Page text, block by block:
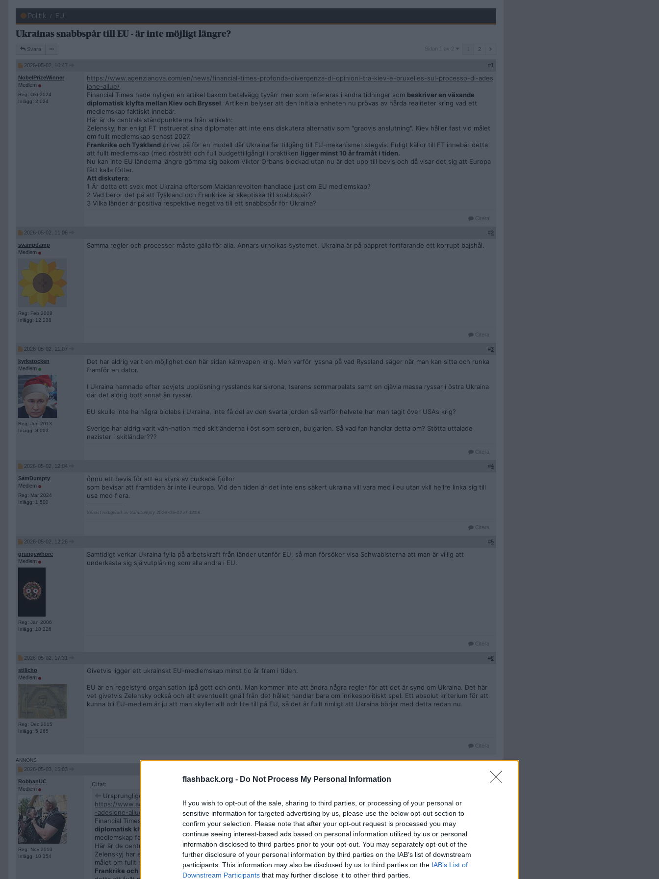
flashback.org - Do Not Process My Personal Information
If you wish to opt-out of the sale, sharing to third parties, or processing of your personal or
sensitive information for targeted advertising by us, please use the below opt-out section to
confirm your selection. Please note that after your opt-out request is processed you may
continue seeing interest-based ads based on personal information utilized by us or personal
information disclosed to third parties prior to your opt-out. You may separately opt-out of the
further disclosure of your personal information by third parties on the IAB’s list of downstream
participants. This information may also be disclosed by us to third parties on the IAB’s List of
Downstream Participants that may further disclose it to other third parties.
Politik EU
Ukrainas snabbspår till EU - är inte möjligt längre?
Svara
Sidan
Sidan 1 av 2 2
2026-05-02, 10:47 #1
NobelPrizeWinner
Medlem
Reg: Okt 2024
Inlägg: 2 024
https://www.agenzianova.com/en/news/financial-times-profonda-divergenza-di-opinioni-tra-kiev-e-bruxelles-sul-processo-di-ades
ione-allue/
Financial Times hade nyligen en artikel bakom betalvägg tyvärr men som refereras i andra tidningar som beskriver en växande
diplomatisk klyfta mellan Kiev och Bryssel. Artikeln belyser att den initiala enheten nu prövas av hårda realiteter kring vad ett
medlemskap faktiskt innebär.
​Här är de centrala ståndpunkterna från artikeln:
Zelenskyj har enligt FT instruerat sina diplomater att inte ens diskutera alternativ som "gradvis anslutning". Kiev håller fast vid målet
om fullt medlemskap senast 2027.
Frankrike och Tyskland driver på för en modell där Ukraina får tillgång till EU-mekanismer stegvis. Enligt källor till FT innebär detta
att fullt medlemskap (med rösträtt och full budgettillgång) i praktiken ligger minst 10 år framåt i tiden.
Nu kan inte EU länderna längre gömma sig bakom Viktor Orbans blockad utan nu är det upp till bevis och då visar det sig att Europa
fått kalla fötter.
Att diskutera:
1 Är detta ett svek mot Ukraina eftersom Maidanrevolten handlade just om EU medlemskap?
2 Vad beror det på att Tyskland och Frankrike är skeptiska till snabbspår?
3 Vilka länder är positiva respektive negativa till ett snabbspår för Ukraina?
Citera
2026-05-02, 11:06 #2
svampdamp
Medlem
Reg: Feb 2008
Inlägg: 12 238
Samma regler och processer måste gälla för alla. Annars urholkas systemet. Ukraina är på pappret fortfarande ett korrupt bajshål.
Citera
2026-05-02, 11:07 #3
kyrkstocken
Medlem
Reg: Jun 2013
Inlägg: 8 003
Det har aldrig varit en möjlighet den här sidan kärnvapen krig. Men varför lyssna på vad Ryssland säger när man kan sitta och runka
framför en dator.
I Ukraina hamnade efter sovjets upplösning rysslands karlskrona, tsarens sommarpalats samt en djävla massa ryssar i östra Ukraina
där det aldrig bott annat än ryssar.
EU skulle inte ha några biolabs i Ukraina, inte få del av den svarta jorden så varför helvete har man tagit över USAs krig?
Sverige har aldrig varit vän-nation med skitländerna i öst som serbien, bulgarien. Så vad fan handlar detta om? Stötta uttalade
nazister i skitländer???
Citera
2026-05-02, 12:04 #4
SamDumpty
Medlem
Reg: Mar 2024
Inlägg: 1 500
önnu ett bevis för att eu styrs av cuckade fjollor
som bevisar att framtiden är inte i europa. Vid den tiden är det inte ens säkert ukraina vill vara med i eu utan vkll hellre linka sig till
usa med flera.
Senast redigerad av SamDumpty 2026-05-02 kl. 12:06.
Citera
2026-05-02, 12:26 #5
grungewhore
Medlem
Reg: Jan 2006
Inlägg: 18 226
Samtidigt verkar Ukraina fylla på arbetskraft från länder utanför EU, så man försöker visa Schwabisterna att man är villig att
underkasta sig självutplåning som alla andra i EU.
Citera
2026-05-02, 17:31 #6
stilicho
Medlem
Reg: Dec 2015
Inlägg: 5 265
Givetvis ligger ett ukrainskt EU-medlemskap minst tio år fram i tiden.
EU är en regelstyrd organisation (på gott och ont). Man kommer inte att ändra några regler för att det är synd om Ukraina. Det här
vet givetvis Zelensky också och allt eventuellt gnäll från det hållet handlar bara om inrikespolitiskt spel. Ett absolut kriterium för att
kunna bli EU-medlem är ju att man skyller allt och lite till på EU, så det är fullt rimligt att Ukraina börjar med detta redan nu.
Citera
2026-05-03, 15:03
RobbanUC
Medlem
Reg: Nov 2010
Inlägg: 10 354
Citat:
Ursprungligen postat av
https://www.agenzianova.com/en/news/financial-times-profonda-divergenza-di-opinioni-tra-kiev-e-bruxelles-sul-processo-di
-adesione-allue/
Financial Times hade nyligen en artikel bakom betalvägg tyvärr men som refereras i andra tidningar som
beskriver en växande
diplomatisk klyfta mellan Kiev och Bryssel
. Artikeln belyser att den initiala enheten nu prövas av hårda realiteter kring vad ett
medlemskap faktiskt innebär.
​Här är de centrala ståndpunkterna från artikeln:
Zelenskyj har enligt FT instruerat sina diplomater att inte ens diskutera alternativ som "gradvis anslutning". Kiev håller fast vid
målet om fullt medlemskap senast 2027.
Frankrike och Tyskland
driver på för en modell där Ukraina får tillgång till EU-mekanismer stegvis. Enligt källor till FT innebär